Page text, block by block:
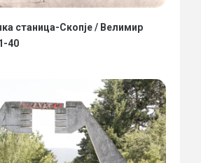
станица-Скопје / Велимир
40